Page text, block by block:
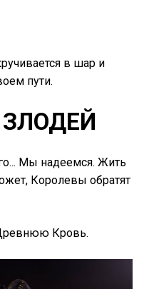
в шар и
пути.
Мы надеемся. Жить
Королевы обратят
Кровь.